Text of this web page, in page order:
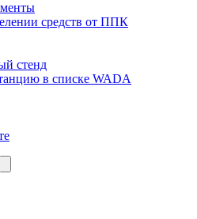
средств от ППК
стенд
в списке WADA